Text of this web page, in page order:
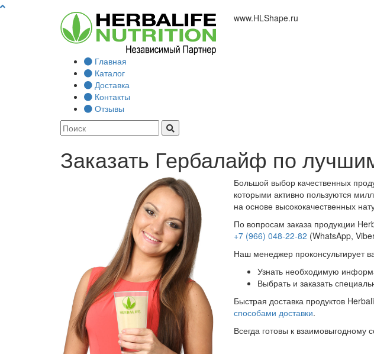
www.HLShape.ru
Главная
Каталог
Доставка
Контакты
Отзывы
Заказать Гербалайф по
Большой выбор качественных
которыми активно пользуются
на основе высококачественных
По вопросам заказа продукции
+7 (966) 048-22-82 (WhatsApp,
Наш менеджер проконсультирует
Узнать необходимую
Выбрать и заказать
Быстрая доставка продуктов
способами доставки.
Всегда готовы к взаимовыгодному